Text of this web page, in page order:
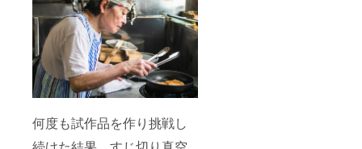
何度も試作品を作り挑戦し